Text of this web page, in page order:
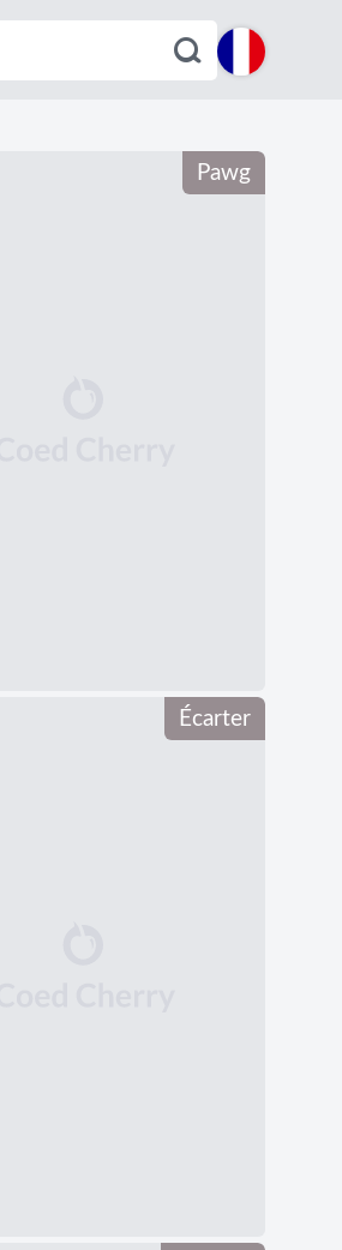
Español
Polski
Pawg
Écarter